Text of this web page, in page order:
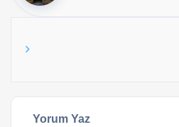
Yorum Yaz